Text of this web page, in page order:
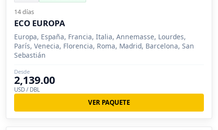
14 días
ECO EUROPA
Europa, España, Francia, Italia, Annemasse, Lourdes,
París, Venecia, Florencia, Roma, Madrid, Barcelona, San
Sebastián
Desde
2,139.00
USD / DBL
VER PAQUETE